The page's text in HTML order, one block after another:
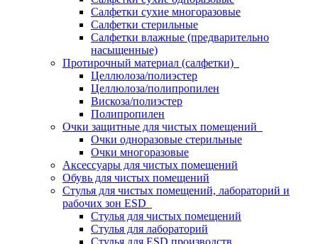
Салфетки сухие многоразовые
Салфетки стерильные
Салфетки влажные (предварительно
насыщенные)
Протирочный материал (салфетки)
Целлюлоза/полиэстер
Целлюлоза/полипропилен
Вискоза/полиэстер
Полипропилен
Очки защитные для чистых помещений
Очки одноразовые стерильные
Очки многоразовые
Аксессуары для чистых помещений
Обувь для чистых помещений
Стулья для чистых помещений, лабораторий и
рабочих зон ESD
Стулья для чистых помещений
Стулья для лабораторий